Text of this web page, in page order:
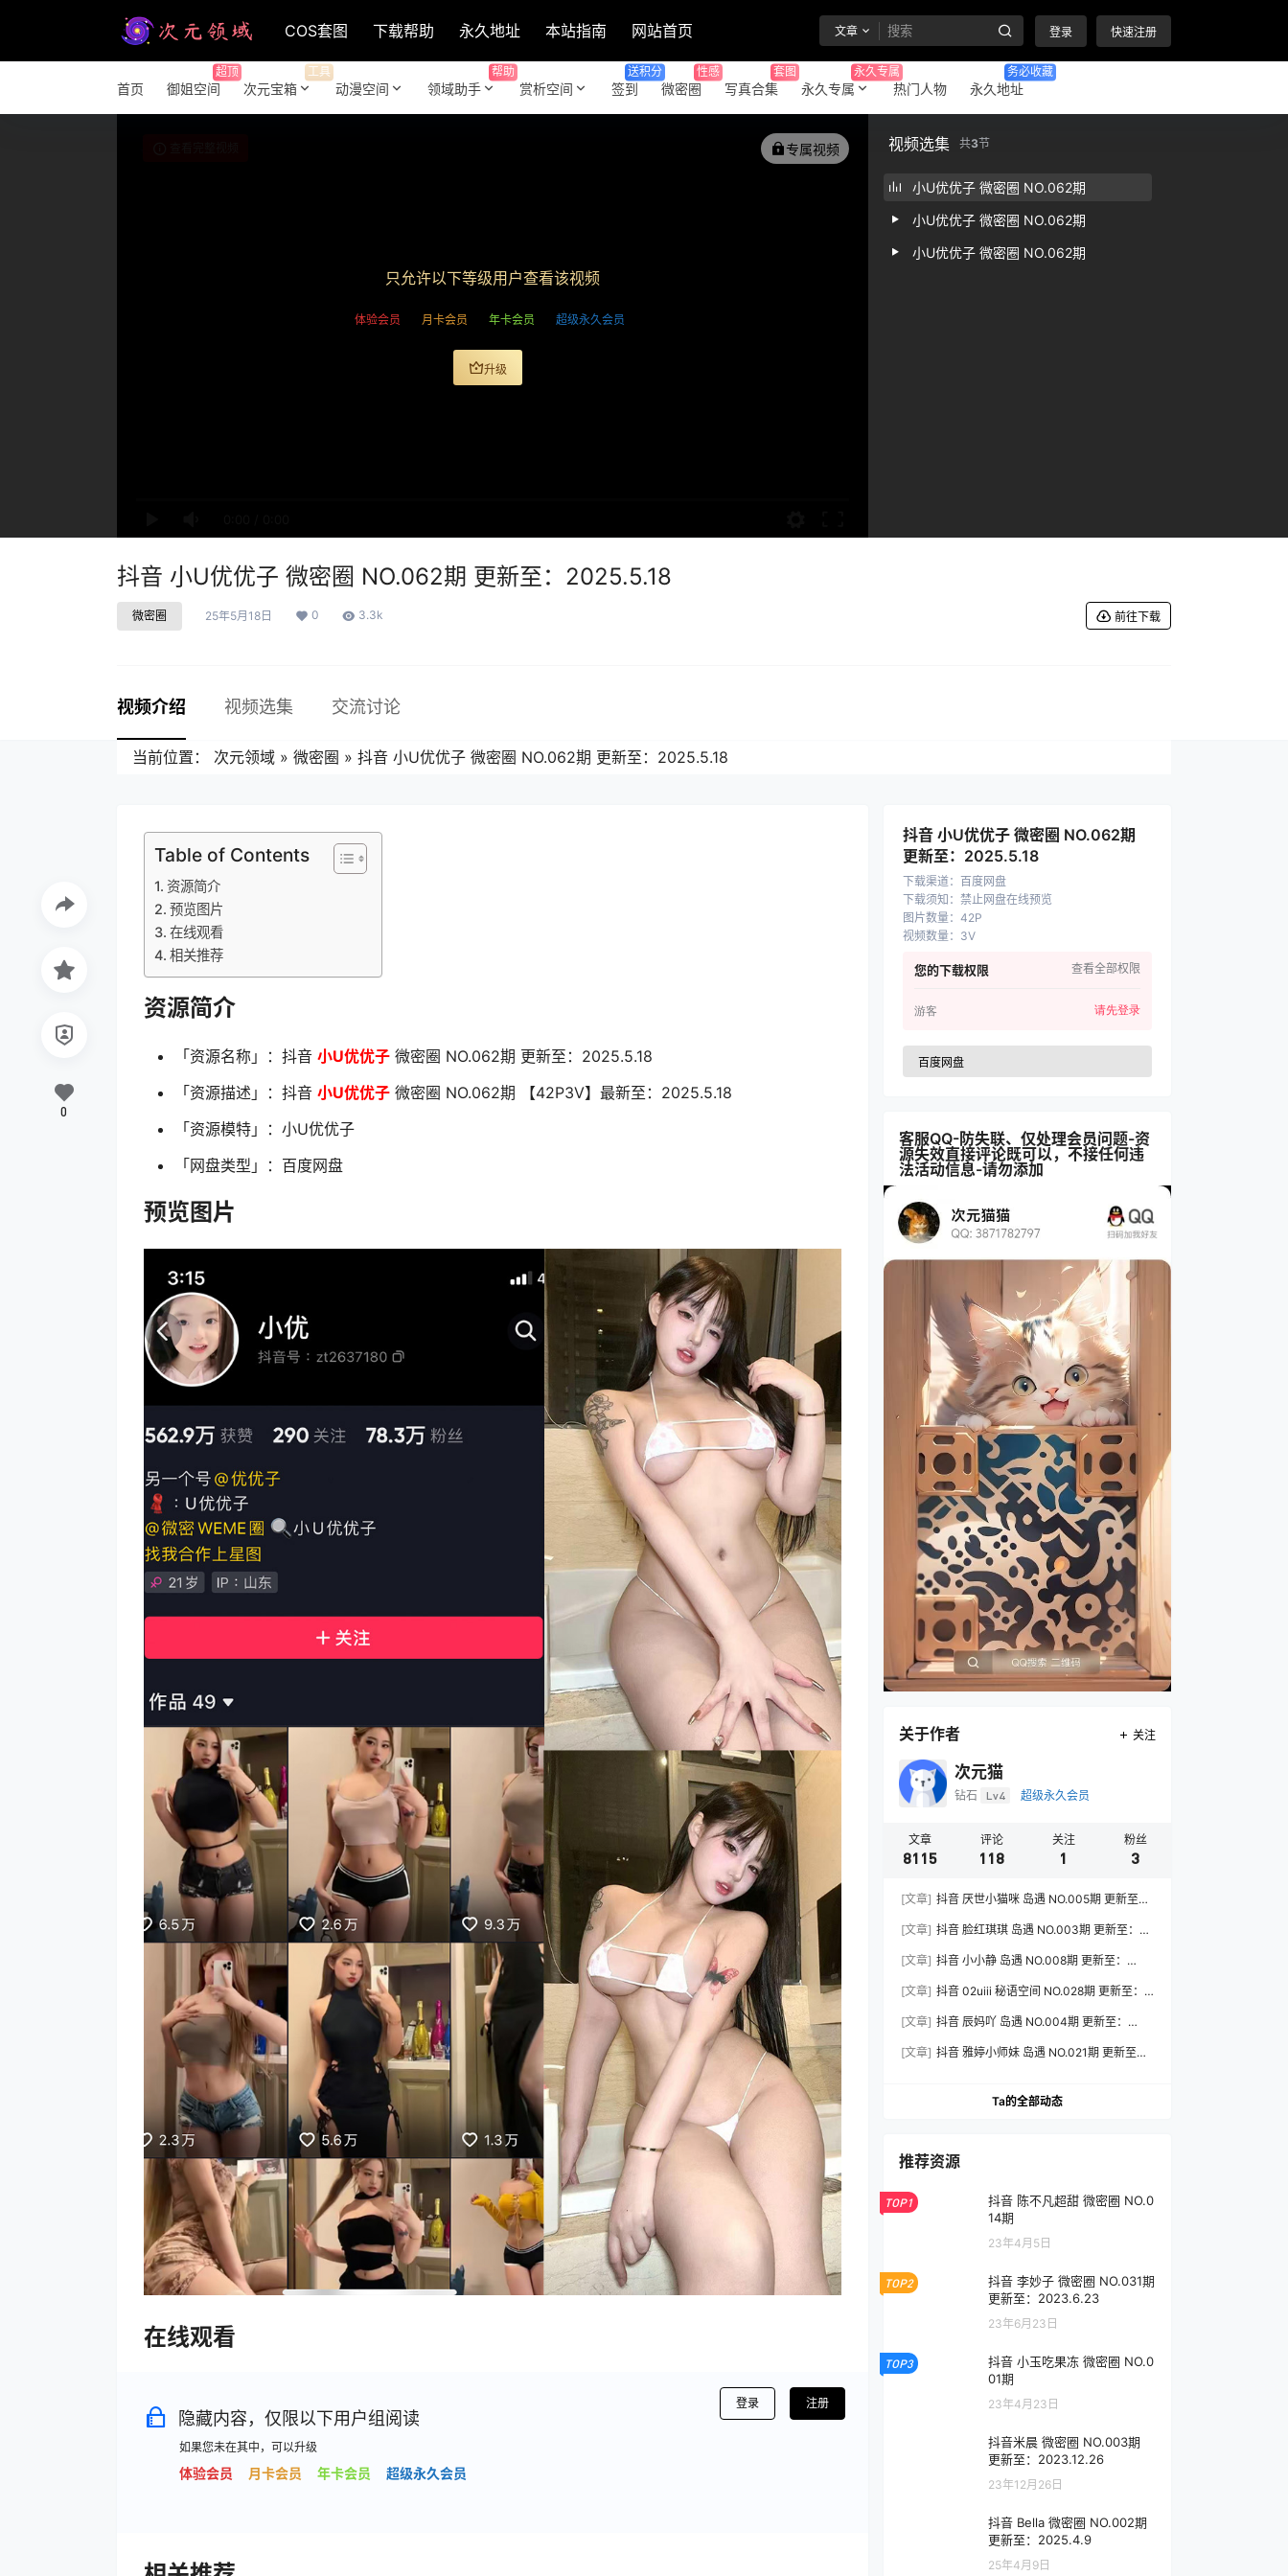
COS套图 下载帮助 永久地址 本站指南 网站首页 文章 登录 快速注册
首页 御姐空间
超顶
次元宝箱
工具
动漫空间 领域助手
帮助
赏析空间 签到
送积分
微密圈
性感
写真合集
套图
永久专属
永久专属
热门人物 永久地址
务必收藏
专属视频
只允许以下等级用户查看该视频
体验会员 月卡会员 年卡会员 超级永久会员
升级
视频选集 共3节
小U优优子 微密圈 NO.062期
小U优优子 微密圈 NO.062期
小U优优子 微密圈 NO.062期
抖音 小U优优子 微密圈 NO.062期 更新至：2025.5.18
微密圈 25年5月18日 0 3.3k 前往下载
视频介绍 视频选集 交流讨论
当前位置： 次元领域 » 微密圈 » 抖音 小U优优子 微密圈 NO.062期 更新至：2025.5.18
Table of Contents
资源简介
预览图片
在线观看
相关推荐
资源简介
「资源名称」：抖音 小U优优子 微密圈 NO.062期 更新至：2025.5.18
「资源描述」：抖音 小U优优子 微密圈 NO.062期 【42P3V】最新至：2025.5.18
「资源模特」：小U优优子
「网盘类型」：百度网盘
预览图片
在线观看
隐藏内容，仅限以下用户组阅读
如果您未在其中，可以升级
体验会员 月卡会员 年卡会员 超级永久会员
登录 注册
0
抖音 小U优优子 微密圈 NO.062期
更新至：2025.5.18
下载渠道： 百度网盘
下载须知 ： 禁止网盘在线预览
图片数量： 42P
视频数量： 3V
您的下载权限 查看全部权限
游客 请先登录
百度网盘
客服QQ-防失联、仅处理会员问题-资
源失效直接评论既可以，不接任何违
法活动信息-请勿添加
关于作者 关注
次元猫
钻石 Lv4 超级永久会员
文章
8115
评论
118
关注
1
粉丝
3
[文章] 抖音 厌世小猫咪 岛遇 NO.005期 更新至：
[文章] 抖音 脸红琪琪 岛遇 NO.003期 更新至：
[文章] 抖音 小小静 岛遇 NO.008期 更新至：
[文章] 抖音 02uiii 秘语空间 NO.028期 更新至：
[文章] 抖音 辰妈吖 岛遇 NO.004期 更新至：
[文章] 抖音 雅婷小师妹 岛遇 NO.021期 更新至：
Ta的全部动态
推荐资源
TOP1
抖音 陈不凡超甜 微密圈 NO.0
14期
23年4月5日
TOP2
抖音 李妙子 微密圈 NO.031期
更新至：2023.6.23
23年6月23日
TOP3
抖音 小玉吃果冻 微密圈 NO.0
01期
23年4月23日
抖音米晨 微密圈 NO.003期
更新至：2023.12.26
23年12月26日
抖音 Bella 微密圈 NO.002期
更新至：2025.4.9
25年4月9日